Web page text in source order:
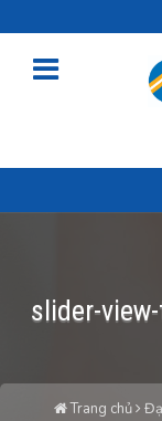
slider-
Trang chủ